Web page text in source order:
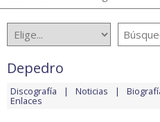
Depedro
Discografía Noticias
Enlaces